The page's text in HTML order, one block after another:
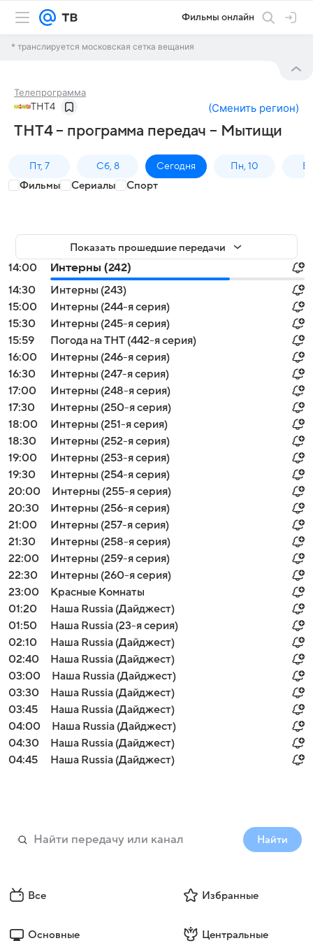
Фильмы онлайн
* транслируется московская сетка вещания
Телепрограмма
ТНТ4 (Сменить регион)
ТНТ4 – программа передач – Мытищи
Пт, 7 Сб, 8 Сегодня Пн, 10
Фильмы Сериалы Спорт
Показать прошедшие передачи
14:00
Интерны (242)
14:30
Интерны (243)
15:00
Интерны (244-я серия)
15:30
Интерны (245-я серия)
15:59
Погода на ТНТ (442-я серия)
16:00
Интерны (246-я серия)
16:30
Интерны (247-я серия)
17:00
Интерны (248-я серия)
17:30
Интерны (250-я серия)
18:00
Интерны (251-я серия)
18:30
Интерны (252-я серия)
19:00
Интерны (253-я серия)
19:30
Интерны (254-я серия)
20:00
Интерны (255-я серия)
20:30
Интерны (256-я серия)
21:00
Интерны (257-я серия)
21:30
Интерны (258-я серия)
22:00
Интерны (259-я серия)
22:30
Интерны (260-я серия)
23:00
Красные Комнаты
01:20
Наша Russia (Дайджест)
01:50
Наша Russia (23-я серия)
02:10
Наша Russia (Дайджест)
02:40
Наша Russia (Дайджест)
03:00
Наша Russia (Дайджест)
03:30
Наша Russia (Дайджест)
03:45
Наша Russia (Дайджест)
04:00
Наша Russia (Дайджест)
04:30
Наша Russia (Дайджест)
04:45
Наша Russia (Дайджест)
Найти
Все Избранные
Основные Центральные